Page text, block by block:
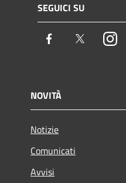
SEGUICI SU
Facebook Twitter
NOVITÀ
Notizie
Comunicati
Avvisi